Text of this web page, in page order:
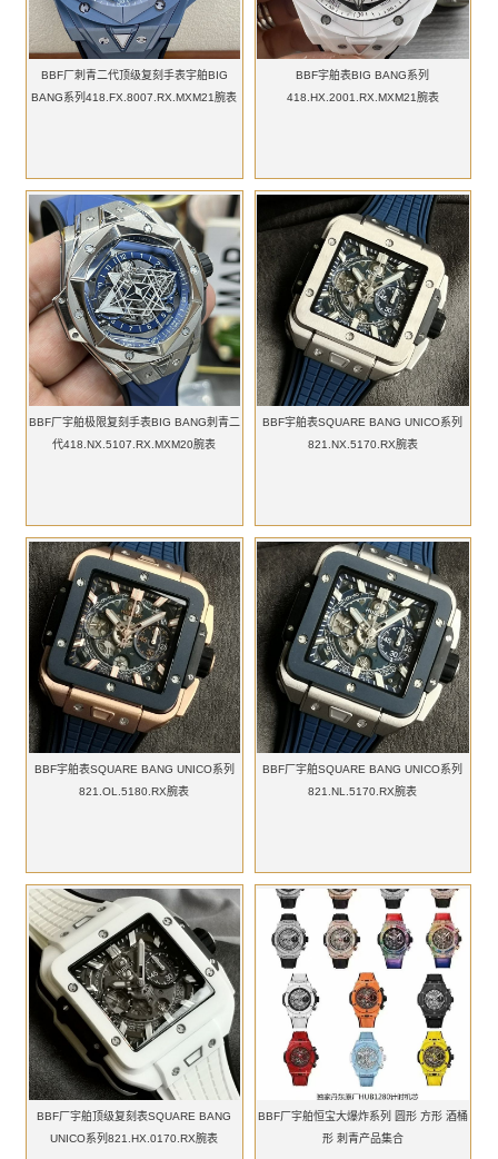
BBF厂刺青二代顶级复刻手表宇舶BIG
BANG系列418.FX.8007.RX.MXM21腕表
BBF宇舶表BIG BANG系列
418.HX.2001.RX.MXM21腕表
BBF厂宇舶极限复刻手表BIG BANG刺青二
代418.NX.5107.RX.MXM20腕表
BBF宇舶表SQUARE BANG UNICO系列
821.NX.5170.RX腕表
BBF宇舶表SQUARE BANG UNICO系列
821.OL.5180.RX腕表
BBF厂宇舶SQUARE BANG UNICO系列
821.NL.5170.RX腕表
BBF厂宇舶顶级复刻表SQUARE BANG
UNICO系列821.HX.0170.RX腕表
BBF厂宇舶恒宝大爆炸系列 圆形 方形 酒桶
形 刺青产品集合